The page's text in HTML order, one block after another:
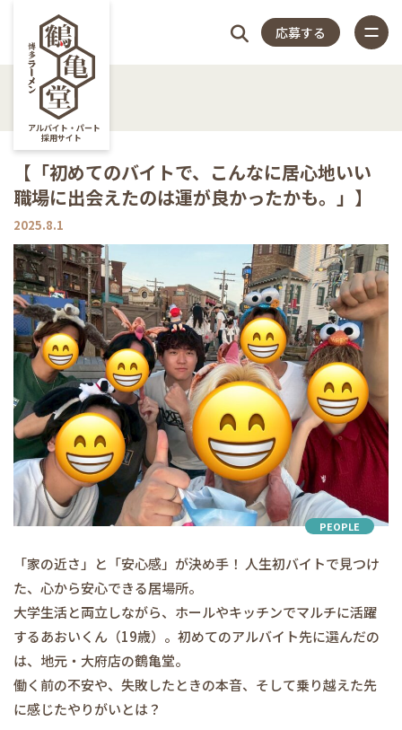
アルバイト・パート
採用サイト
スタッフアンケート
福利厚生
特集記事
店舗一覧
よくある質問
応募する
4つの
こだ
わり
事
内
容
アンケー
ト
長
紹
介
利
厚
生
集
記
事
舗
一
覧
ある
質問
【「初めてのバイトで、こんなに居心地いい
職場に出会えたのは運が良かったかも。」】
2025.8.1
PEOPLE
「家の近さ」と「安心感」が決め手！ 人生初バイトで見つけ
た、心から安心できる居場所。
大学生活と両立しながら、ホールやキッチンでマルチに活躍
するあおいくん（19歳）。初めてのアルバイト先に選んだの
は、地元・大府店の鶴亀堂。
働く前の不安や、失敗したときの本音、そして乗り越えた先
に感じたやりがいとは？